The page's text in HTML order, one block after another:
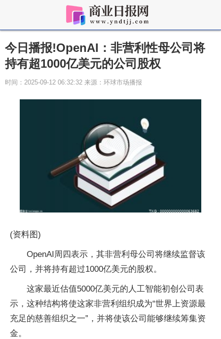
今日播报!OpenAI：非营利性母公司将
持有超1000亿美元的公司股权
时间：2025-09-12 06:32:32 来源：环球市场播报
(资料图)
OpenAI周四表示，其非营利母公司将继续监督该
公司，并将持有超过1000亿美元的股权。
这家最近估值5000亿美元的人工智能初创公司表
示，这种结构将使这家非营利组织成为“世界上资源最
充足的慈善组织之一”，并将使该公司能够继续筹集资
金。